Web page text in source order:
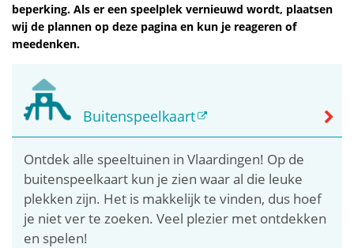
beperking. Als er een speelplek vernieuwd wordt, plaatsen
wij de plannen op deze pagina en kun je reageren of
meedenken.
Buitenspeelkaart
Ontdek alle speeltuinen in Vlaardingen! Op de
buitenspeelkaart kun je zien waar al die leuke
plekken zijn. Het is makkelijk te vinden, dus hoef
je niet ver te zoeken. Veel plezier met ontdekken
en spelen!